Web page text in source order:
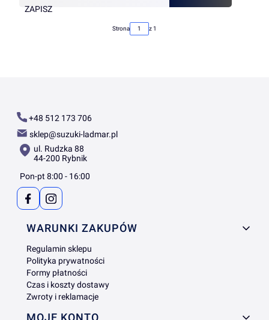
ZAPISZ
Strona z 1
+48 512 173 706
sklep@suzuki-ladmar.pl
ul. Rudzka 88
44-200 Rybnik
Pon-pt 8:00 - 16:00
Linki w stopce
WARUNKI ZAKUPÓW
Regulamin sklepu
Polityka prywatności
Formy płatności
Czas i koszty dostawy
Zwroty i reklamacje